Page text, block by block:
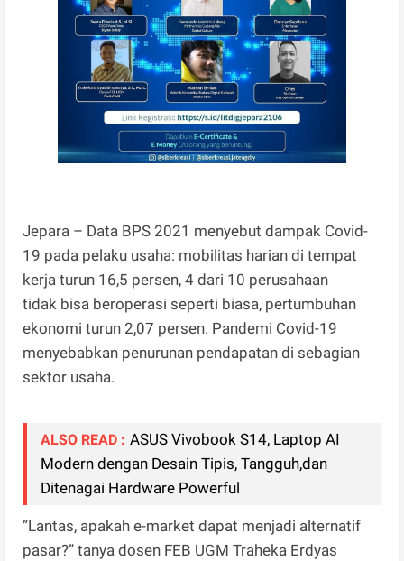
Jepara – Data BPS 2021 menyebut dampak Covid-
19 pada pelaku usaha: mobilitas harian di tempat
kerja turun 16,5 persen, 4 dari 10 perusahaan
tidak bisa beroperasi seperti biasa, pertumbuhan
ekonomi turun 2,07 persen. Pandemi Covid-19
menyebabkan penurunan pendapatan di sebagian
sektor usaha.
ALSO READ : ASUS Vivobook S14, Laptop AI
Modern dengan Desain Tipis, Tangguh,dan
Ditenagai Hardware Powerful
”Lantas, apakah e-market dapat menjadi alternatif
pasar?” tanya dosen FEB UGM Traheka Erdyas